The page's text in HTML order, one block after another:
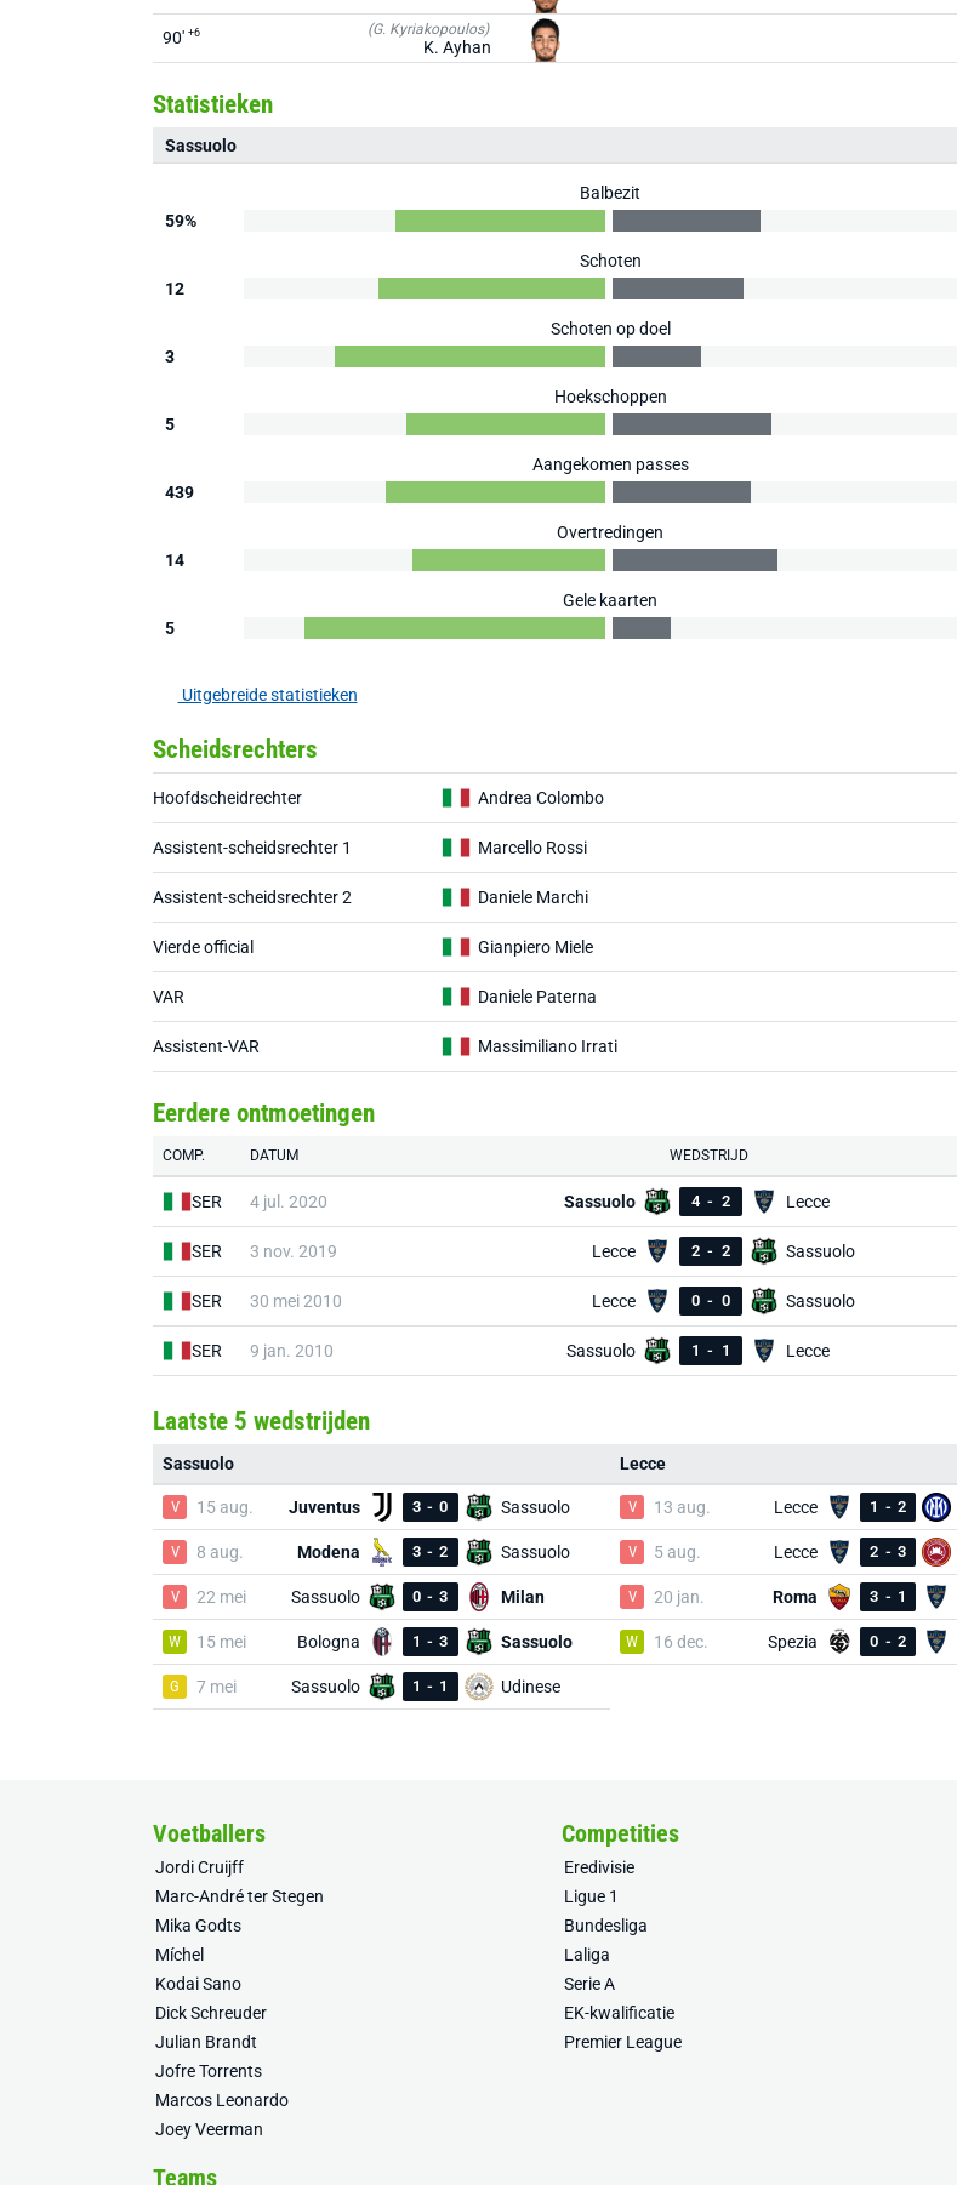
90' +6 (G. Kyriakopoulos)
K. Ayhan
Statistieken
Sassuolo
Balbezit
59%
Schoten
12
Schoten op doel
3
Hoekschoppen
5
Aangekomen passes
439
Overtredingen
14
Gele kaarten
5
Uitgebreide statistieken
Scheidsrechters
Hoofdscheidrechter Andrea Colombo
Assistent-scheidsrechter 1 Marcello Rossi
Assistent-scheidsrechter 2 Daniele Marchi
Vierde official Gianpiero Miele
VAR Daniele Paterna
Assistent-VAR Massimiliano Irrati
Eerdere ontmoetingen
COMP. DATUM WEDSTRIJD
SER 4 jul. 2020 Sassuolo 4 - 2 Lecce
SER 3 nov. 2019 Lecce 2 - 2 Sassuolo
SER 30 mei 2010 Lecce 0 - 0 Sassuolo
SER 9 jan. 2010 Sassuolo 1 - 1 Lecce
Laatste 5 wedstrijden
Sassuolo
V 15 aug. Juventus 3 - 0 Sassuolo
V 8 aug. Modena 3 - 2 Sassuolo
V 22 mei Sassuolo 0 - 3 Milan
W 15 mei Bologna 1 - 3 Sassuolo
G 7 mei Sassuolo 1 - 1 Udinese
Lecce
V 13 aug. Lecce 1 - 2
V 5 aug. Lecce 2 - 3
V 20 jan. Roma 3 - 1
W 16 dec. Spezia 0 - 2
Voetballers
Jordi Cruijff
Marc-André ter Stegen
Mika Godts
Míchel
Kodai Sano
Dick Schreuder
Julian Brandt
Jofre Torrents
Marcos Leonardo
Joey Veerman
Competities
Eredivisie
Ligue 1
Bundesliga
Laliga
Serie A
EK-kwalificatie
Premier League
Teams